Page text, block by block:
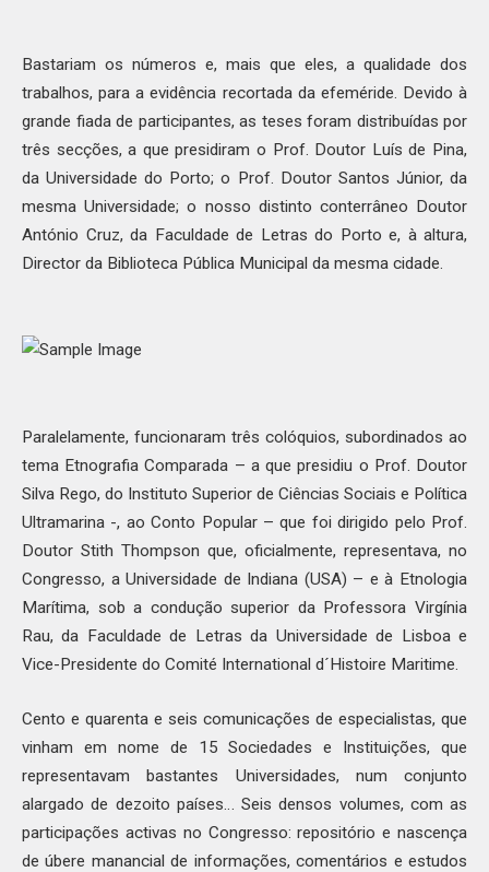
Bastariam os números e, mais que eles, a qualidade dos
trabalhos, para a evidência recortada da efeméride. Devido à
grande fiada de participantes, as teses foram distribuídas por
três secções, a que presidiram o Prof. Doutor Luís de Pina,
da Universidade do Porto; o Prof. Doutor Santos Júnior, da
mesma Universidade; o nosso distinto conterrâneo Doutor
António Cruz, da Faculdade de Letras do Porto e, à altura,
Director da Biblioteca Pública Municipal da mesma cidade.
Paralelamente, funcionaram três colóquios, subordinados ao
tema Etnografia Comparada – a que presidiu o Prof. Doutor
Silva Rego, do Instituto Superior de Ciências Sociais e Política
Ultramarina -, ao Conto Popular – que foi dirigido pelo Prof.
Doutor Stith Thompson que, oficialmente, representava, no
Congresso, a Universidade de Indiana (USA) – e à Etnologia
Marítima, sob a condução superior da Professora Virgínia
Rau, da Faculdade de Letras da Universidade de Lisboa e
Vice-Presidente do Comité International d´Histoire Maritime.
Cento e quarenta e seis comunicações de especialistas, que
vinham em nome de 15 Sociedades e Instituições, que
representavam bastantes Universidades, num conjunto
alargado de dezoito países… Seis densos volumes, com as
participações activas no Congresso: repositório e nascença
de úbere manancial de informações, comentários e estudos